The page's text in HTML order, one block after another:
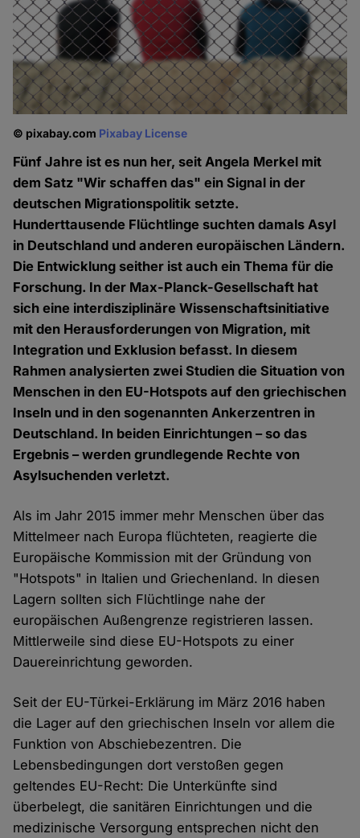
© pixabay.com Pixabay License
Fünf Jahre ist es nun her, seit Angela Merkel mit
dem Satz "Wir schaffen das" ein Signal in der
deutschen Migrationspolitik setzte.
Hunderttausende Flüchtlinge suchten damals Asyl
in Deutschland und anderen europäischen Ländern.
Die Entwicklung seither ist auch ein Thema für die
Forschung. In der Max-Planck-Gesellschaft hat
sich eine interdisziplinäre Wissenschaftsinitiative
mit den Herausforderungen von Migration, mit
Integration und Exklusion befasst. In diesem
Rahmen analysierten zwei Studien die Situation von
Menschen in den EU-Hotspots auf den griechischen
Inseln und in den sogenannten Ankerzentren in
Deutschland. In beiden Einrichtungen – so das
Ergebnis – werden grundlegende Rechte von
Asylsuchenden verletzt.
Als im Jahr 2015 immer mehr Menschen über das
Mittelmeer nach Europa flüchteten, reagierte die
Europäische Kommission mit der Gründung von
"Hotspots" in Italien und Griechenland. In diesen
Lagern sollten sich Flüchtlinge nahe der
europäischen Außengrenze registrieren lassen.
Mittlerweile sind diese EU-Hotspots zu einer
Dauereinrichtung geworden.
Seit der EU-Türkei-Erklärung im März 2016 haben
die Lager auf den griechischen Inseln vor allem die
Funktion von Abschiebezentren. Die
Lebensbedingungen dort verstoßen gegen
geltendes EU-Recht: Die Unterkünfte sind
überbelegt, die sanitären Einrichtungen und die
medizinische Versorgung entsprechen nicht den